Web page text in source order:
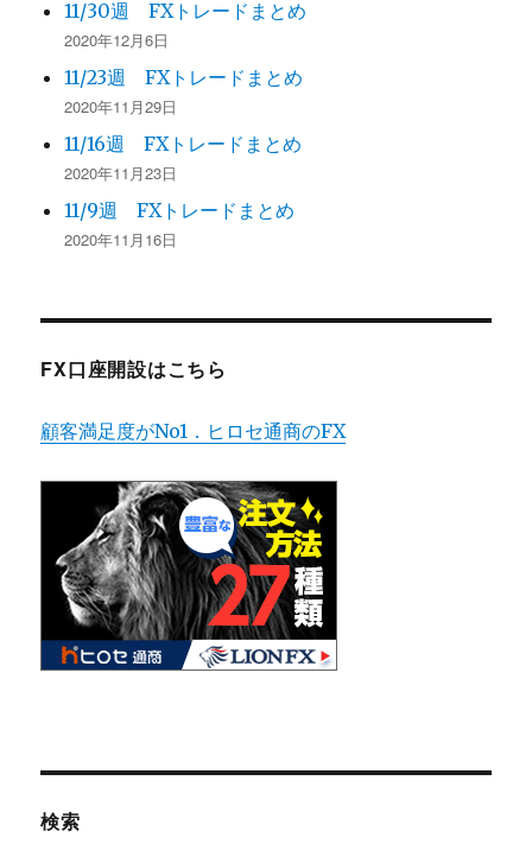
11/30週 FXトレードまとめ
2020年12月6日
11/23週 FXトレードまとめ
2020年11月29日
11/16週 FXトレードまとめ
2020年11月23日
11/9週 FXトレードまとめ
2020年11月16日
FX口座開設はこちら
顧客満足度がNo1．ヒロセ通商のFX
検索